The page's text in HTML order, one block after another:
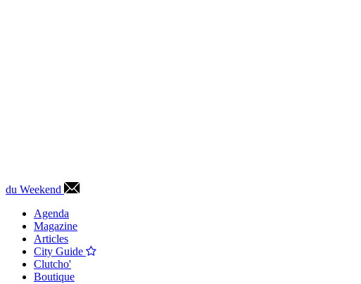
du Weekend
Agenda
Magazine
Articles
City Guide
Clutcho'
Boutique